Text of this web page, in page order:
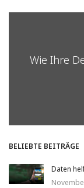
Wie Ihre
BELIEBTE BEITRÄGE
Daten